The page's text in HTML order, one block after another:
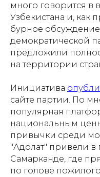
много говорится в
Узбекистана и, как
бурное
демократической
предложили
на территории
Инициатива
сайте партии. По
популярная
национальным
привычки среди
"Адолат" привели в
Самарканде, где
по голове